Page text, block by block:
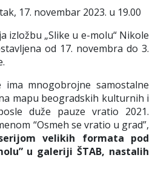
17. novembar 2023. u 19.00
izložbu „Slike u e-molu“ Nikole
od 17. novembra do 3.
mnogobrojne samostalne
mapu beogradskih kulturnih i
duže pauze vratio 2021.
“Osmeh se vratio u grad”,
velikih formata pod
u galeriji ŠTAB, nastalih